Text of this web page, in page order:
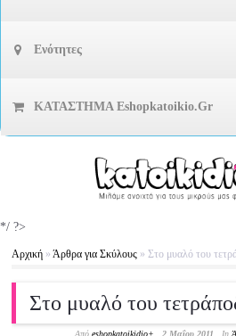
Ενότητες
ΚΑΤΑΣΤΗΜΑ Eshopkatoikio.gr
*/ ?>
Αρχική »Άρθρα για Σκύλους »Στο μυαλό του
Στο μυαλό του